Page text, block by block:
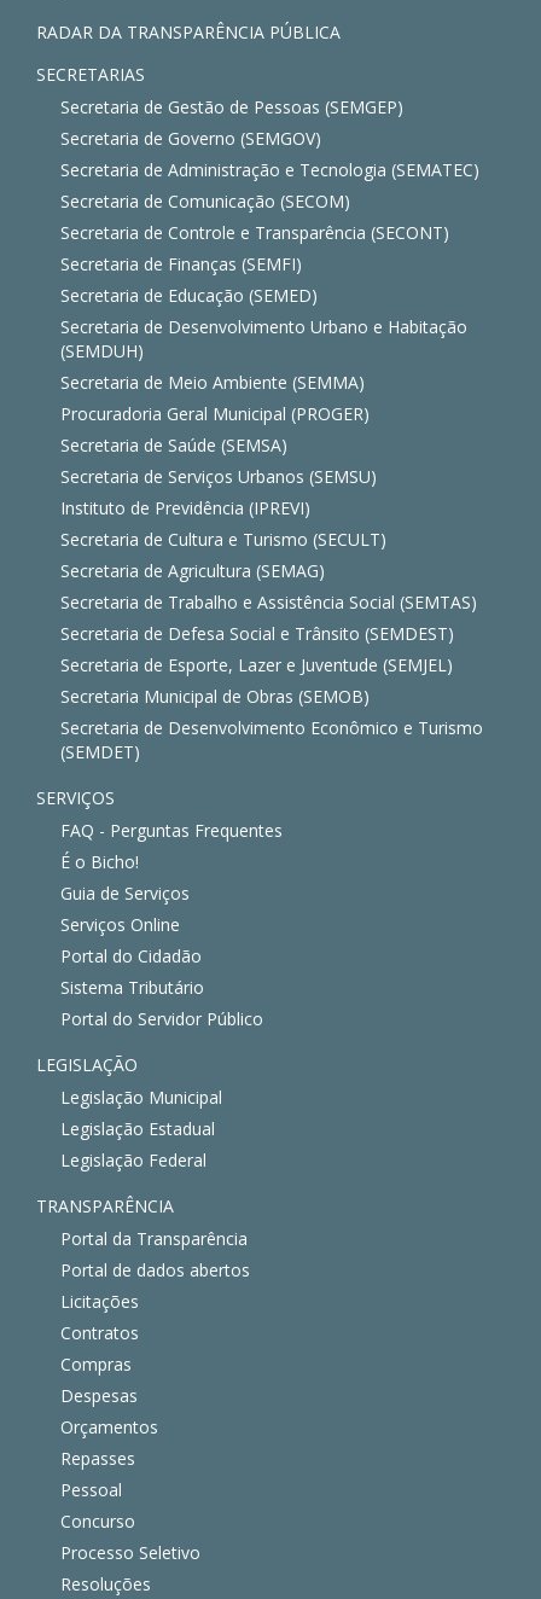
RADAR DA TRANSPARÊNCIA PÚBLICA
SECRETARIAS
Secretaria de Gestão de Pessoas (SEMGEP)
Secretaria de Governo (SEMGOV)
Secretaria de Administração e Tecnologia (SEMATEC)
Secretaria de Comunicação (SECOM)
Secretaria de Controle e Transparência (SECONT)
Secretaria de Finanças (SEMFI)
Secretaria de Educação (SEMED)
Secretaria de Desenvolvimento Urbano e Habitação
(SEMDUH)
Secretaria de Meio Ambiente (SEMMA)
Procuradoria Geral Municipal (PROGER)
Secretaria de Saúde (SEMSA)
Secretaria de Serviços Urbanos (SEMSU)
Instituto de Previdência (IPREVI)
Secretaria de Cultura e Turismo (SECULT)
Secretaria de Agricultura (SEMAG)
Secretaria de Trabalho e Assistência Social (SEMTAS)
Secretaria de Defesa Social e Trânsito (SEMDEST)
Secretaria de Esporte, Lazer e Juventude (SEMJEL)
Secretaria Municipal de Obras (SEMOB)
Secretaria de Desenvolvimento Econômico e Turismo
(SEMDET)
SERVIÇOS
FAQ - Perguntas Frequentes
É o Bicho!
Guia de Serviços
Serviços Online
Portal do Cidadão
Sistema Tributário
Portal do Servidor Público
LEGISLAÇÃO
Legislação Municipal
Legislação Estadual
Legislação Federal
TRANSPARÊNCIA
Portal da Transparência
Portal de dados abertos
Licitações
Contratos
Compras
Despesas
Orçamentos
Repasses
Pessoal
Concurso
Processo Seletivo
Resoluções